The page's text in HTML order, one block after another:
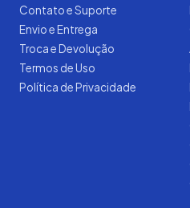
Contato e Suporte
Envio e Entrega
Troca e Devolução
Termos de Uso
Política de Privacidade